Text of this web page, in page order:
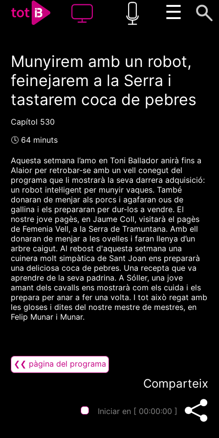
☰
00:00 00:00
1x
Munyirem amb un robot,
feinejarem a la Serra i
tastarem coca de pebres
Capítol 530
🕓 64 minuts
Aquesta setmana l’amo en Toni Ballador anirà fins a
Alaior per retrobar-se amb un vell conegut del
programa que li mostrarà la seva darrera adquisició:
un robot intel·ligent per munyir vaques. També
donaran de menjar als porcs i agafaran ous de
gallina i els prepararan per dur-los a vendre. El
nostre jove pagès, en Jaume Coll, visitarà el pagès
de Femenia Vell, a la Serra de Tramuntana. Amb ell
donaran de menjar a les ovelles i faran llenya d’un
arbre caigut. Al rebost d'aquesta setmana una
cuinera molt simpàtica de Sant Joan ens prepararà
una deliciosa coca de pebres. Una recepta que va
aprendre de la seva padrina. A Sóller, una jove
amant dels cavalls ens mostrarà com els cuida i els
prepara per anar a fer una volta. I tot això regat amb
les gloses i dites del nostre mestre de mestres, en
Felip Munar i Munar.
❮❮ pàgina del programa
Comparteix
Iniciar en [ 00:00:00 ]